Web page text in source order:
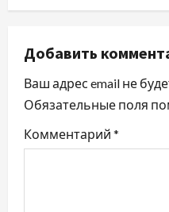
а
ц
и
я
п
Добавить
Ваш адрес email не
Обязательные поля
Комментарий *